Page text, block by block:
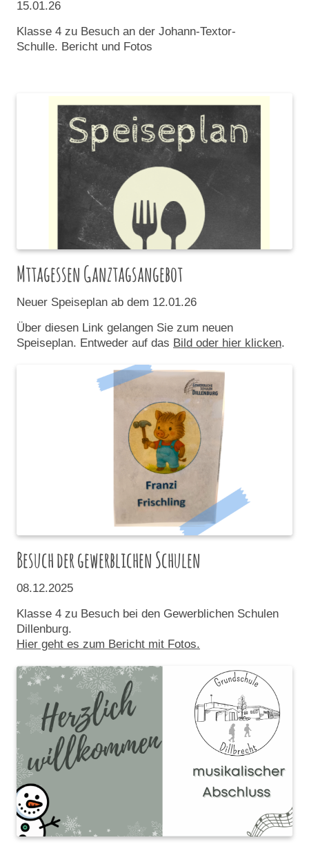
15.01.26
Klasse 4 zu Besuch an der Johann-Textor-
Schulle. Bericht und Fotos
Mttagessen Ganztagsangebot
Neuer Speiseplan ab dem 12.01.26
Über diesen Link gelangen Sie zum neuen
Speiseplan. Entweder auf das Bild oder hier klicken.
Besuch der gewerblichen Schulen
08.12.2025
Klasse 4 zu Besuch bei den Gewerblichen Schulen
Dillenburg.
Hier geht es zum Bericht mit Fotos.